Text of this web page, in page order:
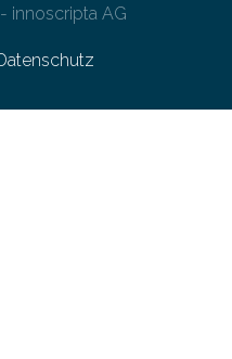
innoscripta AG